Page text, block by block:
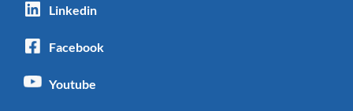
Linkedin
Facebook
Youtube